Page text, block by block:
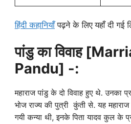
हिंदी कहानियाँपढ़ने के लिए यहाँ दी गई
पांडु का विवाह
Pandu] -:
महाराज पांडु के दो विवाह हुए थे. उनका
भोज राज्य की पुत्री कुंती से. यह महाराज
गयी कन्या थी, इनके पिता यादव कुल के